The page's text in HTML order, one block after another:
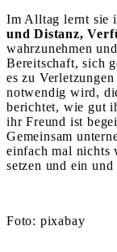
Im Alltag lernt sie
und Distanz,
wahrzunehmen
Bereitschaft, sich
es zu
notwendig wird,
berichtet, wie gut
ihr Freund ist
Gemeinsam
einfach mal nichts
setzen und ein und
Foto: pixabay